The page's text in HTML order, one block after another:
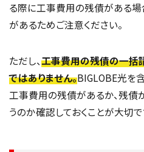
る際に工事費用の残債がある
があるためご注意ください。
ただし、工事費用の残債の一括
ではありません。BIGLOBE光を
工事費用の残債があるか、残債
うのか確認しておくことが大切で